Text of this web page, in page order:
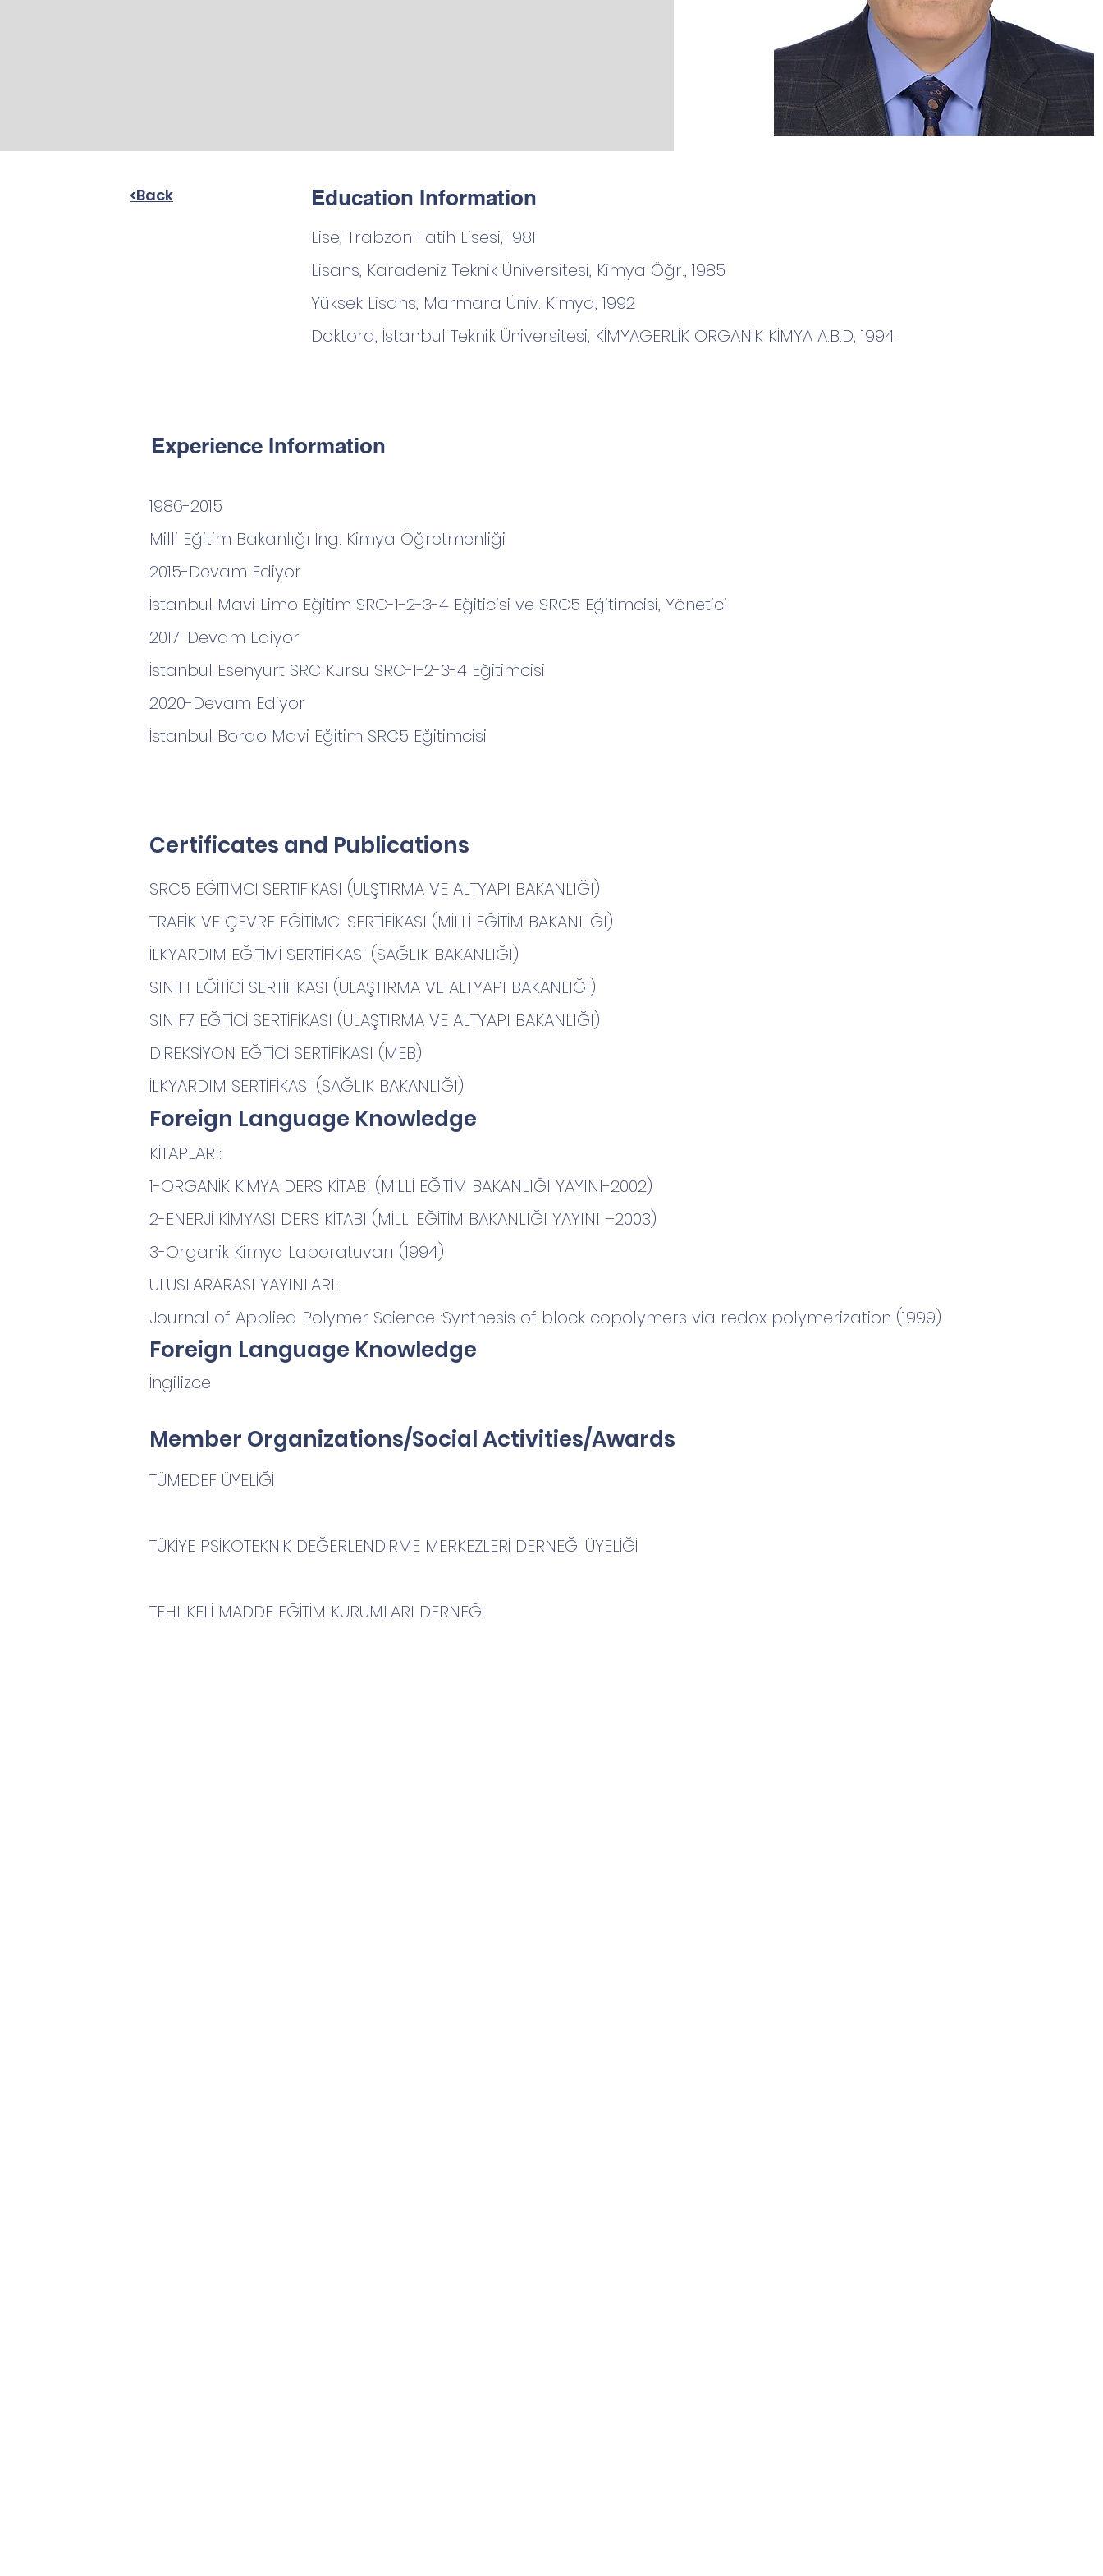
<Back Education Information
Lise, Trabzon Fatih Lisesi, 1981
Lisans, Karadeniz Teknik Üniversitesi, Kimya Öğr., 1985
Yüksek Lisans, Marmara Üniv. Kimya, 1992
Doktora, İstanbul Teknik Üniversitesi, KİMYAGERLİK ORGANİK KİMYA A.B.D, 1994
Experience Information
1986-2015
Milli Eğitim Bakanlığı İng. Kimya Öğretmenliği
2015-Devam Ediyor
İstanbul Mavi Limo Eğitim SRC-1-2-3-4 Eğiticisi ve SRC5 Eğitimcisi, Yönetici
2017-Devam Ediyor
İstanbul Esenyurt SRC Kursu SRC-1-2-3-4 Eğitimcisi
2020-Devam Ediyor
İstanbul Bordo Mavi Eğitim SRC5 Eğitimcisi
Certificates and Publications
SRC5 EĞİTİMCİ SERTİFİKASI (ULŞTIRMA VE ALTYAPI BAKANLIĞI)
TRAFİK VE ÇEVRE EĞİTİMCİ SERTİFİKASI (MİLLİ EĞİTİM BAKANLIĞI)
İLKYARDIM EĞİTİMİ SERTİFİKASI (SAĞLIK BAKANLIĞI)
SINIF1 EĞİTİCİ SERTİFİKASI (ULAŞTIRMA VE ALTYAPI BAKANLIĞI)
SINIF7 EĞİTİCİ SERTİFİKASI (ULAŞTIRMA VE ALTYAPI BAKANLIĞI)
DİREKSİYON EĞİTİCİ SERTİFİKASI (MEB)
İLKYARDIM SERTİFİKASI (SAĞLIK BAKANLIĞI)
Foreign Language Knowledge
KİTAPLARI:
1-ORGANİK KİMYA DERS KİTABI (MİLLİ EĞİTİM BAKANLIĞI YAYINI-2002)
2-ENERJİ KİMYASI DERS KİTABI (MİLLİ EĞİTİM BAKANLIĞI YAYINI –2003)
3-Organik Kimya Laboratuvarı (1994)
ULUSLARARASI YAYINLARI:
Journal of Applied Polymer Science :Synthesis of block copolymers via redox polymerization (1999)
Foreign Language Knowledge
İngilizce
Member Organizations/Social Activities/Awards
TÜMEDEF ÜYELİĞİ
TÜKİYE PSİKOTEKNİK DEĞERLENDİRME MERKEZLERİ DERNEĞİ ÜYELİĞİ
TEHLİKELİ MADDE EĞİTİM KURUMLARI DERNEĞİ